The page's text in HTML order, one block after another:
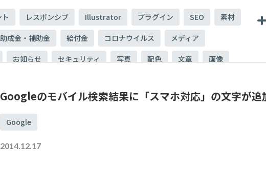
レスポンシブ Illustrator プラグイン SEO 素材
助成金・補助金 給付金 コロナウイルス メディア
お知らせ セキュリティ 写真 配色 文章 画像
UI UX ライティング 文字 WordPress PHP cgi
ブル
xampp mysql
Googleのモバイル検索結果に「スマホ対応」の文字が追
Google
2014.12.17